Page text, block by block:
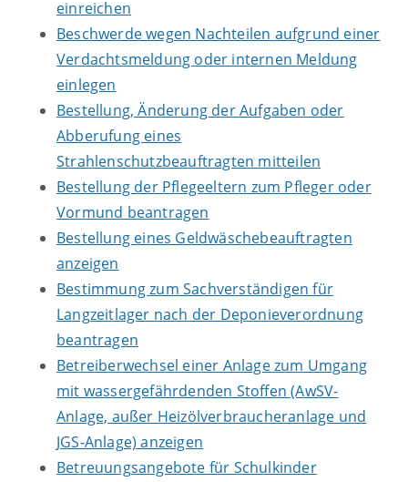
einreichen
Beschwerde wegen Nachteilen aufgrund einer
Verdachtsmeldung oder internen Meldung
einlegen
Bestellung, Änderung der Aufgaben oder
Abberufung eines
Strahlenschutzbeauftragten mitteilen
Bestellung der Pflegeeltern zum Pfleger oder
Vormund beantragen
Bestellung eines Geldwäschebeauftragten
anzeigen
Bestimmung zum Sachverständigen für
Langzeitlager nach der Deponieverordnung
beantragen
Betreiberwechsel einer Anlage zum Umgang
mit wassergefährdenden Stoffen (AwSV-
Anlage, außer Heizölverbraucheranlage und
JGS-Anlage) anzeigen
Betreuungsangebote für Schulkinder